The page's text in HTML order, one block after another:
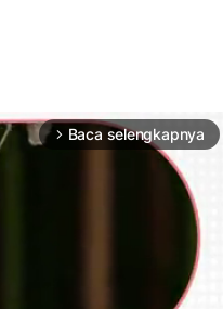
arrow_forward_ios Baca selengkapnya